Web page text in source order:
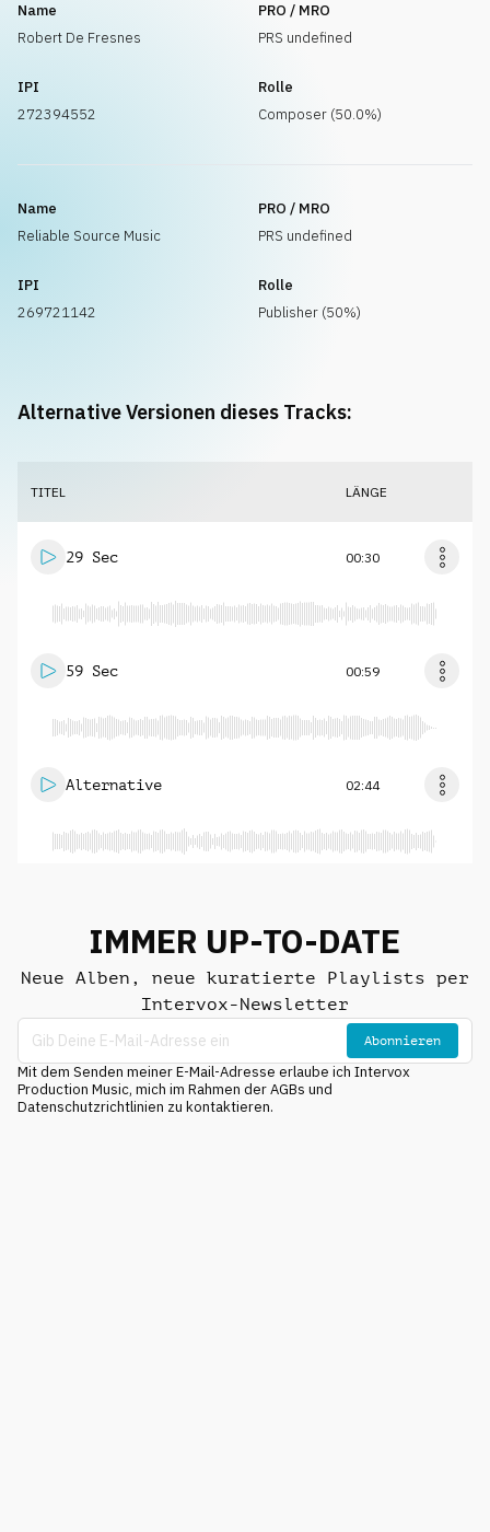
Name
Robert De Fresnes
PRO / MRO
PRS undefined
IPI
272394552
Rolle
Composer (50.0%)
Name
Reliable Source Music
PRO / MRO
PRS undefined
IPI
269721142
Rolle
Publisher (50%)
Alternative Versionen dieses Tracks:
TITEL LÄNGE
29 Sec 00:30
59 Sec 00:59
Alternative 02:44
IMMER UP-TO-DATE
Neue Alben, neue kuratierte Playlists per
Intervox-Newsletter
Abonnieren
Mit dem Senden meiner E-Mail-Adresse erlaube ich Intervox
Production Music, mich im Rahmen der AGBs und
Datenschutzrichtlinien zu kontaktieren.